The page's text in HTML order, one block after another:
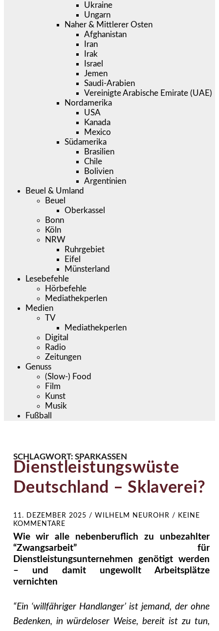
Ukraine
Ungarn
Naher & Mittlerer Osten
Afghanistan
Iran
Irak
Israel
Jemen
Saudi-Arabien
Vereinigte Arabische Emirate (UAE)
Nordamerika
USA
Kanada
Mexico
Südamerika
Brasilien
Chile
Bolivien
Argentinien
Beuel & Umland
Beuel
Oberkassel
Bonn
Köln
NRW
Ruhrgebiet
Eifel
Münsterland
Lesebefehle
Hörbefehle
Mediathekperlen
Medien
TV
Mediathekperlen
Digital
Radio
Zeitungen
Genuss
(Slow-) Food
Film
Kunst
Musik
Fußball
SCHLAGWORT: SPARKASSEN
Dienstleistungswüste
Deutschland – Sklaverei?
11. DEZEMBER 2025 / WILHELM NEUROHR /
KEINE
KOMMENTARE
Wie wir alle nebenberuflich zu unbezahlter
“Zwangsarbeit” für
Dienstleistungsunternehmen genötigt werden
– und damit ungewollt Arbeitsplätze
vernichten
“Ein ‘willfähriger Handlanger’ ist jemand, der ohne
Bedenken, in würdeloser Weise, bereit ist zu tun,